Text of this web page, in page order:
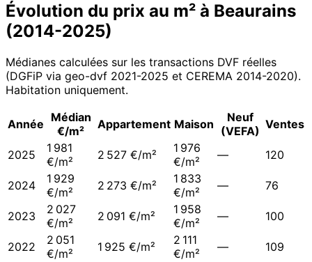
Évolution du prix au m² à Beaurains
(2014-2025)
Médianes calculées sur les transactions DVF réelles
(DGFiP via geo-dvf 2021-2025 et CEREMA 2014-2020).
Habitation uniquement.
Année Médian
€/m²
Appartement Maison
Neuf
(VEFA) Ventes
2025
1 981
€/m²
2 527 €/m²
1 976
€/m²
— 120
2024
1 929
€/m²
2 273 €/m²
1 833
€/m²
— 76
2023
2 027
€/m²
2 091 €/m²
1 958
€/m²
— 100
2022
2 051
€/m²
1 925 €/m²
2 111
€/m²
— 109